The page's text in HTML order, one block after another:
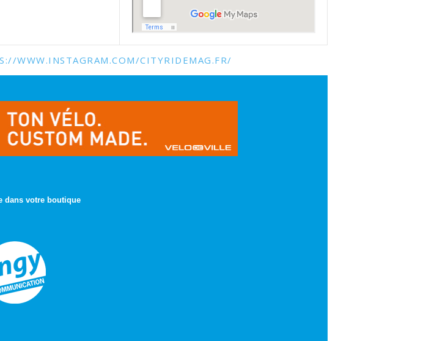
WWW.INSTAGRAM.COM/CITYRIDEMAG.FR/
dans votre boutique